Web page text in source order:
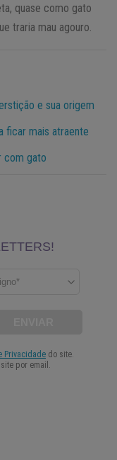
quase como gato
traria mau agouro.
e sua origem
ficar mais atraente
com gato